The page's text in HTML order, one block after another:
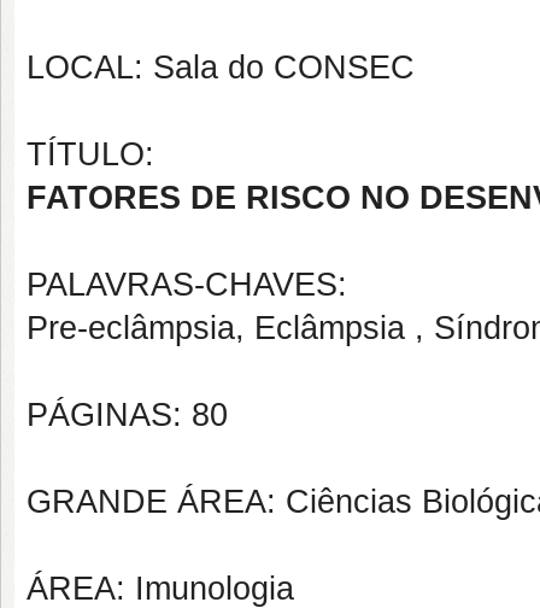
LOCAL: Sala do CONSEC
TÍTULO:
FATORES DE RISCO NO
PALAVRAS-CHAVES:
Pre-eclâmpsia, Eclâmpsia ,
PÁGINAS: 80
GRANDE ÁREA: Ciências
ÁREA: Imunologia